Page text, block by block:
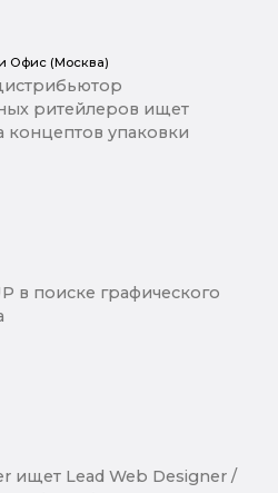
Офис (Москва)
ритейлеров ищет
концептов упаковки
в поиске графического
ищет Lead Web Designer /